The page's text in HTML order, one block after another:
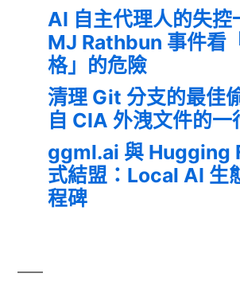
AI 自主代理人的失控
MJ Rathbun 事件看
格」的危險
清理 Git 分支的最佳
自 CIA 外洩文件的一
ggml.ai 與 Hugging
式結盟：Local AI 生
程碑